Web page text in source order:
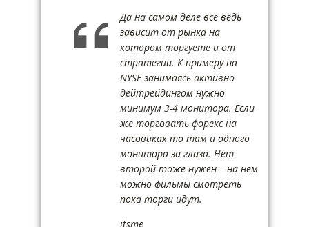
Да на самом деле все ведь
зависит от рынка на
котором торгуете и от
стратегии. К примеру на
NYSE занимаясь активно
дейтрейдингом нужно
минимум 3-4 монитора. Если
же торговать форекс на
часовиках то там и одного
монитора за глаза. Нет
второй тоже нужен – на нем
можно фильмы смотреть
пока торги идут.
itsme